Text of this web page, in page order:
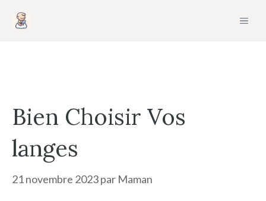
Bien Choisir Vos
langes
21 novembre 2023par Maman